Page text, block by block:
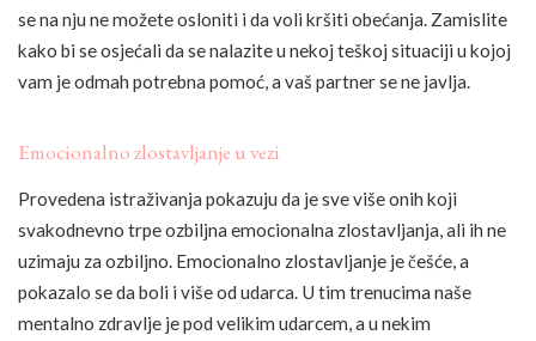
se na nju ne možete osloniti i da voli kršiti obećanja. Zamislite
kako bi se osjećali da se nalazite u nekoj teškoj situaciji u kojoj
vam je odmah potrebna pomoć, a vaš partner se ne javlja.
Emocionalno zlostavljanje u vezi
Provedena istraživanja pokazuju da je sve više onih koji
svakodnevno trpe ozbiljna emocionalna zlostavljanja, ali ih ne
uzimaju za ozbiljno. Emocionalno zlostavljanje je češće, a
pokazalo se da boli i više od udarca. U tim trenucima naše
mentalno zdravlje je pod velikim udarcem, a u nekim